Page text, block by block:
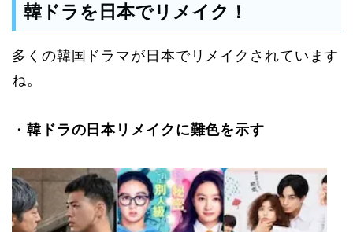
韓ドラを日本でリメイク！
多くの韓国ドラマが日本でリメイクされています
ね。
・ 韓ドラの日本リメイクに難色を示す